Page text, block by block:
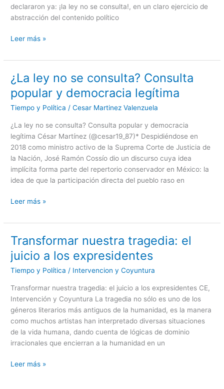
declararon ya: ¡la ley no se consulta!, en un claro ejercicio de
abstracción del contenido político
Leer más »
¿La ley no se consulta? Consulta
popular y democracia legítima
Tiempo y Política /Cesar Martinez Valenzuela
¿La ley no se consulta? Consulta popular y democracia
legítima César Martínez (@cesar19_87)* Despidiéndose en
2018 como ministro activo de la Suprema Corte de Justicia de
la Nación, José Ramón Cossío dio un discurso cuya idea
implícita forma parte del repertorio conservador en México: la
idea de que la participación directa del pueblo raso en
¿La
ley
no
se
Consulta
popular
democracia
legítima
Leer más »
Transformar nuestra tragedia: el
juicio a los expresidentes
Tiempo y Política / Intervencion y Coyuntura
Transformar nuestra tragedia: el juicio a los expresidentes CE,
Intervención y Coyuntura La tragedia no sólo es uno de los
géneros literarios más antiguos de la humanidad, es la manera
como muchos artistas han interpretado diversas situaciones
de la vida humana, dando cuenta de lógicas de dominio
irracionales que encierran a la humanidad en un
Transformar
nuestra
tragedia:
el
expresidentes
Leer más »